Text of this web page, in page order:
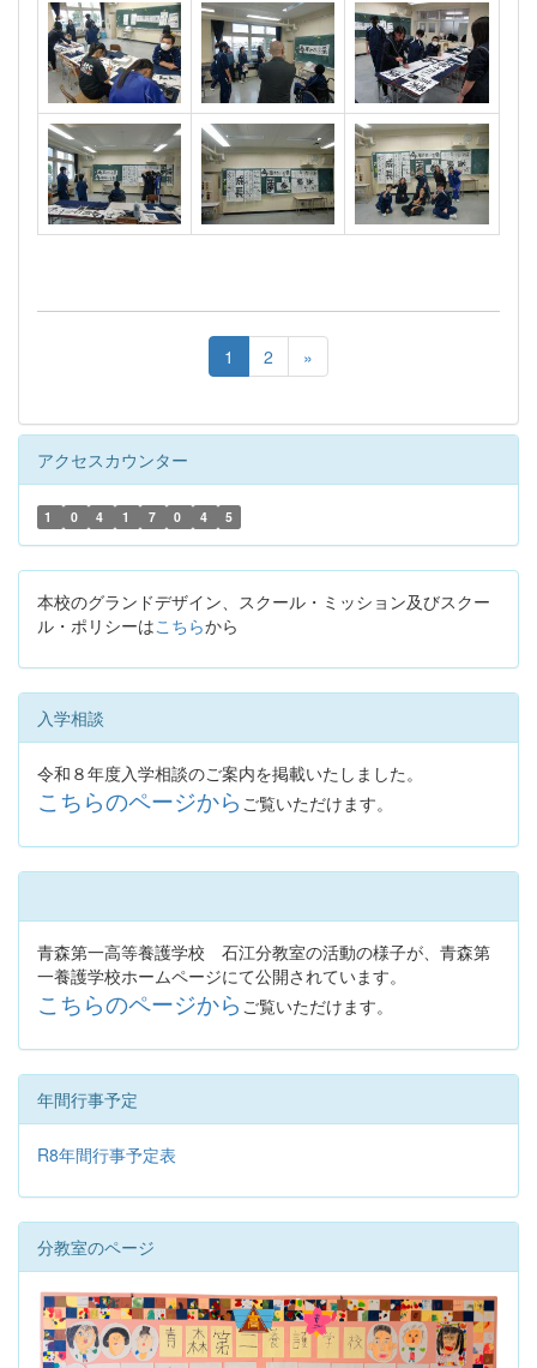
1 2 »
アクセスカウンター
1 0 4 1 7 0 4 5
本校のグランドデザイン、スクール・ミッション及びスクー
ル・ポリシーはこちらから
入学相談
令和８年度入学相談のご案内を掲載いたしました。
こちらのページから ご覧いただけます。
青森第一高等養護学校 石江分教室の活動の様子が、青森第
一養護学校ホームページにて公開されています。
こちらのページから ご覧いただけます。
年間行事予定
R8年間行事予定表
分教室のページ